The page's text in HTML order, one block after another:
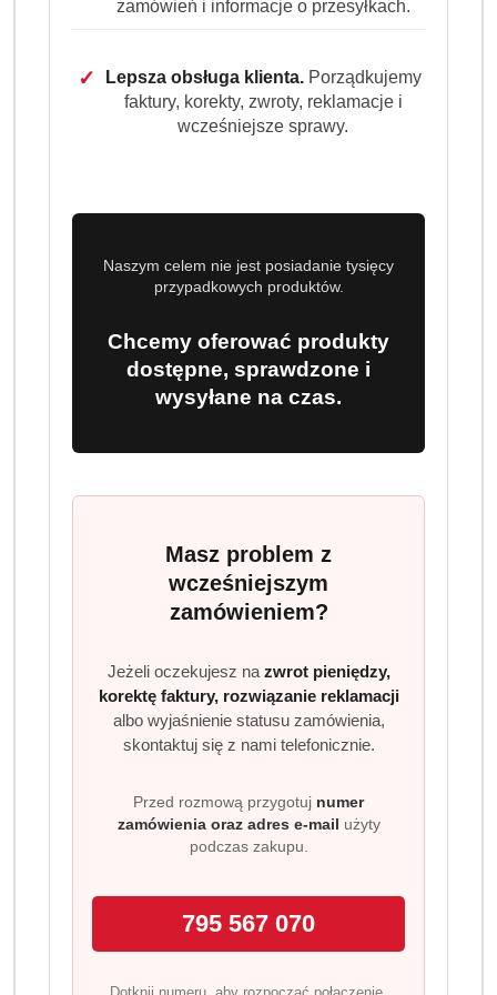
szczoteczek i past do zębów, polecana przez
stomatologów na całym świecie.
FAQ - najczęstsze pytania o higienę jamy ustnej
Jak często należy myć zęby?
Zalecane jest mycie zębów minimum 2 razy dziennie –
możliwe. Używaj pasty z fluorem i szczoteczki
dopasowanej do Twoich potrzeb.
Tak, jeśli pasta ma delikatną formułę – jak np. Blend-a-
med 3D White. Warto robić przerwy co kilka tygodni lub
stosować ją naprzemiennie z pastą ochronną.
zamówień i informacje o przesyłkach.
✓ Lepsza obsługa klienta.Porządkujemy
faktury, korekty, zwroty, reklamacje i
wcześniejsze sprawy.
Naszym celem nie jest posiadanie tysięcy
przypadkowych produktów.
Chcemy oferować produkty
dostępne, sprawdzone i
wysyłane na czas.
Masz problem z
wcześniejszym
zamówieniem?
Jeżeli oczekujesz na zwrot pieniędzy,
korektę faktury, rozwiązanie reklamacji
albo wyjaśnienie statusu zamówienia,
skontaktuj się z nami telefonicznie.
Przed rozmową przygotuj numer
zamówienia oraz adres e-mail użyty
podczas zakupu.
795 567 070
Dotknij numeru, aby rozpocząć połączenie.